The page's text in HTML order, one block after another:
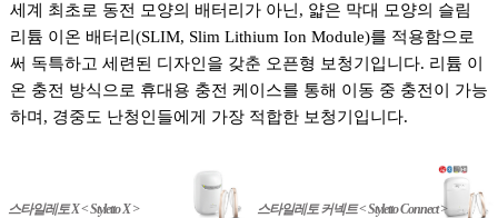
세계 최초로 동전 모양의 배터리가 아닌, 얇은 막대 모양의 슬림
리튬 이온 배터리(SLIM, Slim Lithium Ion Module)를 적용함으로
써 독특하고 세련된 디자인을 갖춘 오픈형 보청기입니다. 리튬 이
온 충전 방식으로 휴대용 충전 케이스를 통해 이동 중 충전이 가능
하며, 경중도 난청인들에게 가장 적합한 보청기입니다.
스타일레토 X < Styletto X > 스타일레토 커넥트 < Styletto Connect >